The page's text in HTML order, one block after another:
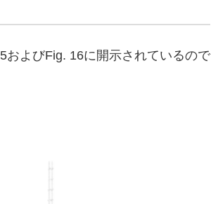
およびFig. 16に開示されているので